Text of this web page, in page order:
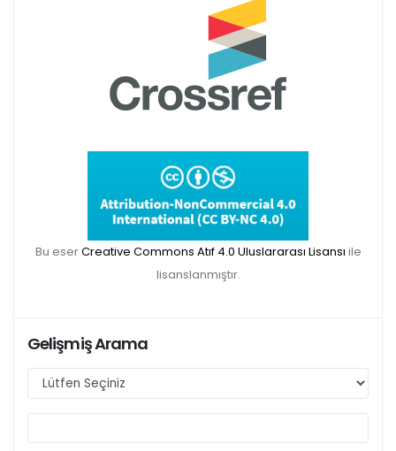
Makale gönderimi için Dergipark sitemizi
https://dergipark.org.tr/tr/pub/teke
TR DIZIN 2020 Etik Kriterleri kapsamında,
dergimize 2020 yılında gönderilen ve
Belgesi zorunlu olacaktır. Bu kapsamda etik
kurul izni gerektiren çalışmalar için makalenin
gerekecektir. Bu nedenle dergimize makale
Bu eserCreative Commons Atıf 4.0 Uluslararası Lisansı ile
lisanslanmıştır.
Gelişmiş Arama